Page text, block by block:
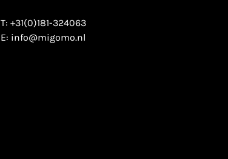
T:+31(0)181-324063
E: info@migomo.nl